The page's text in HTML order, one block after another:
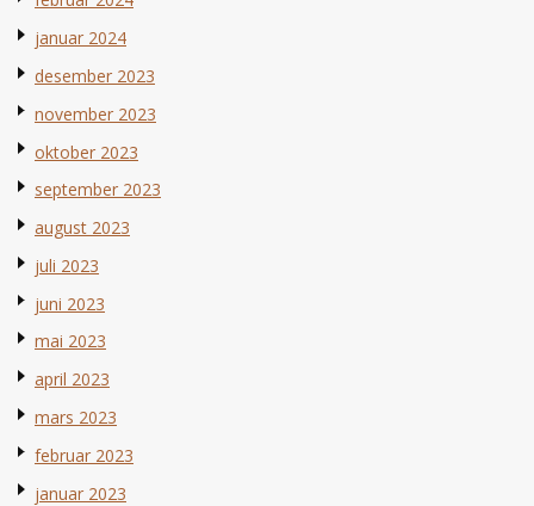
januar 2024
desember 2023
november 2023
oktober 2023
september 2023
august 2023
juli 2023
juni 2023
mai 2023
april 2023
mars 2023
februar 2023
januar 2023